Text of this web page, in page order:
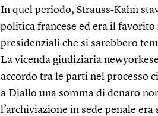
In quel periodo, Strauss-Kahn
politica francese ed era il
presidenziali che si sarebbero
La vicenda giudiziaria
accordo tra le parti nel processo
a Diallo una somma di denaro
l’archiviazione in sede penale